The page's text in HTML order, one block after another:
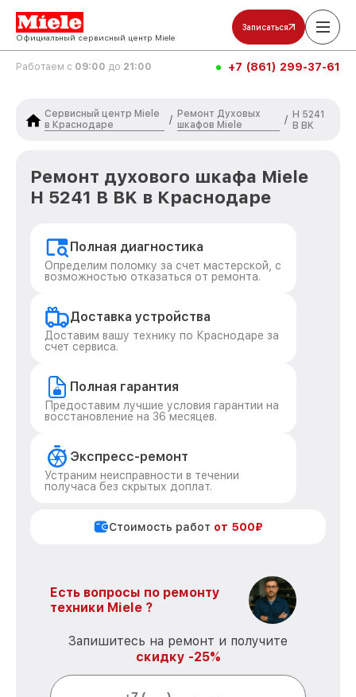
Официальный сервисный центр Miele
Записаться
Работаем с 09:00 до 21:00 +7 (861) 299-37-61
Сервисный центр Miele
в Краснодаре
/
Ремонт Духовых
шкафов Miele
/ H 5241
B BK
Ремонт духового шкафа Miele
H 5241 B BK в Краснодаре
Полная диагностика
Определим поломку за счет мастерской, с
возможностью отказаться от ремонта.
Доставка устройства
Доставим вашу технику по Краснодаре за
счет сервиса.
Полная гарантия
Предоставим лучшие условия гарантии на
восстановление на 36 месяцев.
Экспресс-ремонт
Устраним неисправности в течении
получаса без скрытых доплат.
Стоимость работ от 500₽
Есть вопросы по ремонту
техники Miele ?
Запишитесь на ремонт и получите
скидку -25%